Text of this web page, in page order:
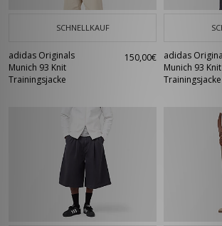
SCHNELLKAUF
adidas Originals
Munich 93 Knit
Trainingsjacke
150,00€
adidas
Munich 93 Knit
Trainingsjacke